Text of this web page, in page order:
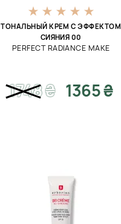
ТОНАЛЬНЫЙ КРЕМ С ЭФФЕКТОМ
СИЯНИЯ 00
PERFECT RADIANCE MAKE
1748₴ 1365 ₴